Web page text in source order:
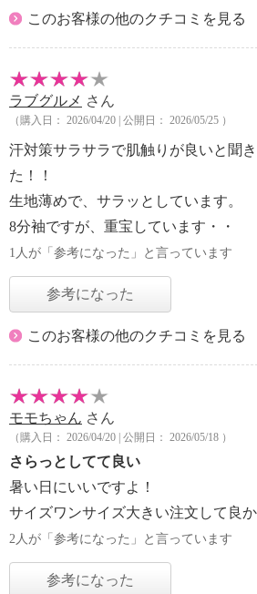
このお客様の他のクチコミを見る
ラブグルメ さん
（購入日： 2026/04/20 | 公開日： 2026/05/25 ）
汗対策サラサラで肌触りが良いと聞
た！！
生地薄めで、サラッとしています。
8分袖ですが、重宝しています・・
1人が「参考になった」と言っています
参考になった
このお客様の他のクチコミを見る
モモちゃん さん
（購入日： 2026/04/20 | 公開日： 2026/05/18 ）
さらっとしてて良い
暑い日にいいですよ！
サイズワンサイズ大きい注文して良
2人が「参考になった」と言っています
参考になった